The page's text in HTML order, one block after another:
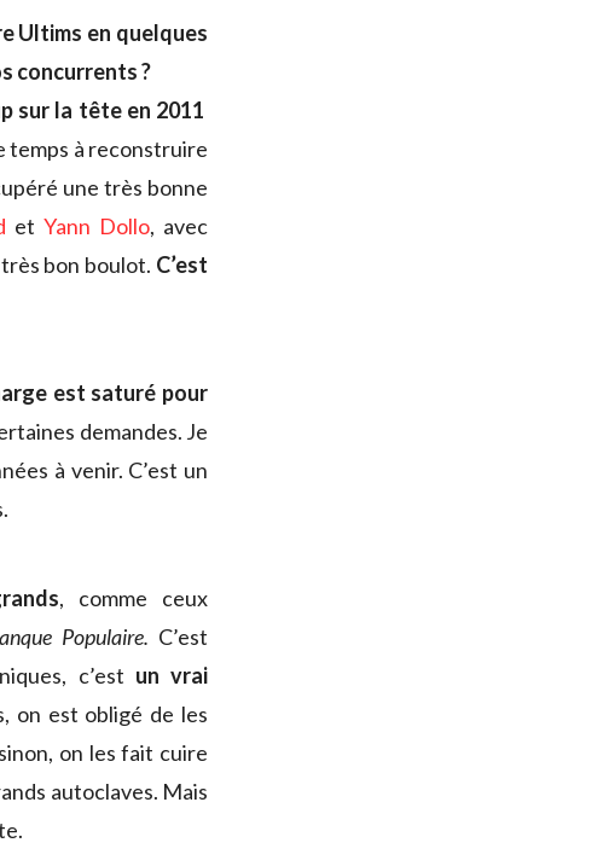
Ultims en quelques
concurrents ?
sur la tête en 2011
temps à reconstruire
une très bonne
et Yann Dollo, avec
bon boulot. C’est
est saturé pour
demandes. Je
à venir. C’est un
, comme ceux
Populaire. C’est
c’est un vrai
on est obligé de les
on les fait cuire
autoclaves. Mais